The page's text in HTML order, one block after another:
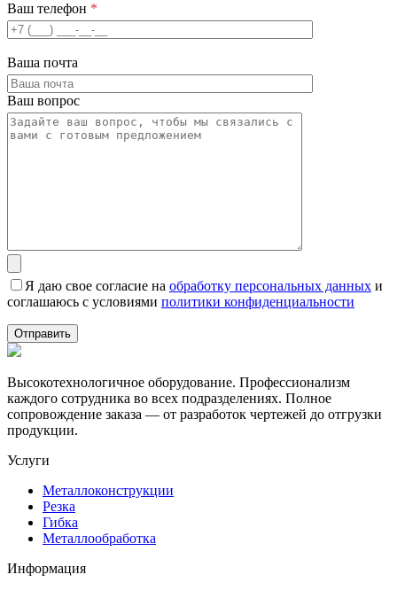
Ваш телефон *
Ваша почта
Ваш вопрос
Я даю свое согласие на обработку персональных данных и
соглашаюсь с условиями политики конфиденциальности
Высокотехнологичное оборудование. Профессионализм
каждого сотрудника во всех подразделениях. Полное
сопровождение заказа — от разработок чертежей до отгрузки
продукции.
Услуги
Металлоконструкции
Резка
Гибка
Металлообработка
Информация